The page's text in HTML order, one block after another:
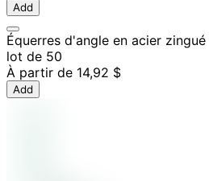
Add
Équerres d'angle en acier
lot de 50
À partir de 14,92 $
Add